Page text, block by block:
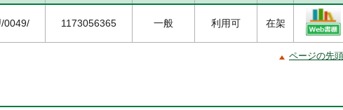
0049/ 1173056365 一般 利用可 在架
ページの先